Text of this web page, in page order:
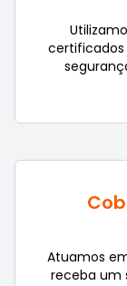
certificados
Atuamos
receba um